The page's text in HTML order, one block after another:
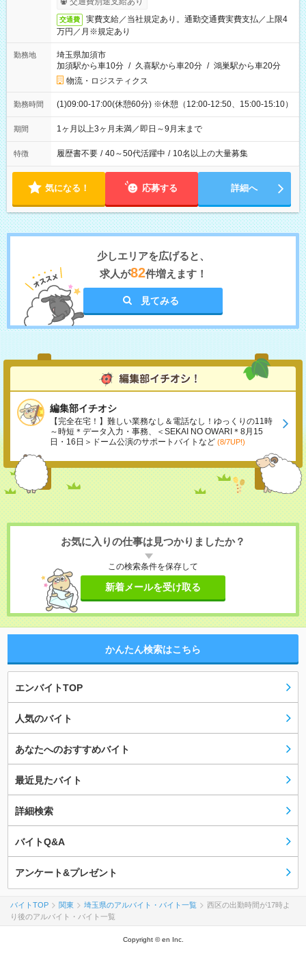
交通費
実費支給／当社規定あり。通勤交通費実費支払／上限4
万円／月※規定あり
勤務地
埼玉県加須市
加須駅から車10分 / 久喜駅から車20分 / 鴻巣駅から車20分
物流・ロジスティクス
勤務時間 (1)09:00-17:00(休憩60分) ※休憩（12:00-12:50、15:00-15:10）
期間 1ヶ月以上3ヶ月未満／即日～9月末まで
特徴 履歴書不要 / 40～50代活躍中 / 10名以上の大量募集
気になる！ 応募する 詳細へ
少しエリアを広げると、
求人が82件増えます！
見てみる
編集部イチオシ
【完全在宅！】難しい業務なし＆電話なし！ゆっくりの11時
～時短＊データ入力・事務、＜SEKAI NO OWARI＊8月15
日・16日＞ドーム公演のサポートバイトなど (8/7UP!)
お気に入りの仕事は見つかりましたか？
この検索条件を保存して
新着メールを受け取る
かんたん検索はこちら
エンバイトTOP
人気のバイト
あなたへのおすすめバイト
最近見たバイト
詳細検索
バイトQ&A
アンケート&プレゼント
バイトTOP 関東 埼玉県のアルバイト・バイト一覧
西区の出勤時間が17時よ
り後のアルバイト・バイト一覧
Copyright © en Inc.